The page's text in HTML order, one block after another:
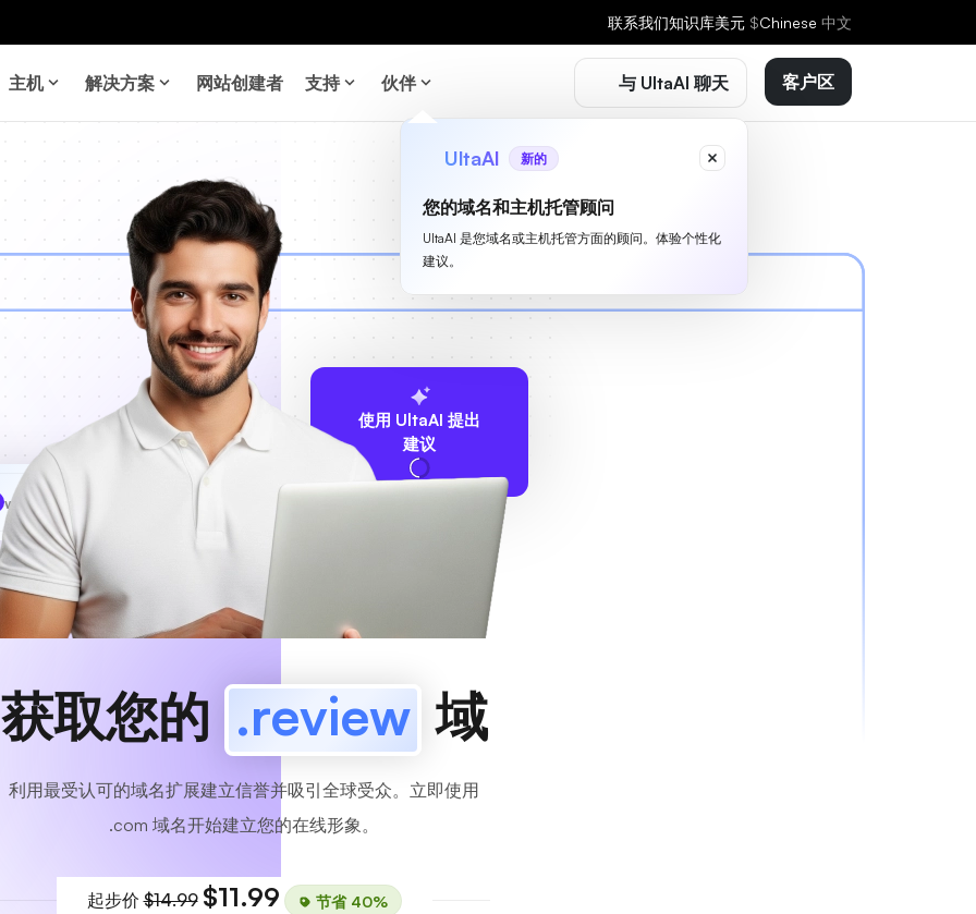
联系我们知识库美元 $Chinese 中文
主机 解决方案 网站创建者 支持 伙伴 与 UltaAI 聊天
UltaAI 新的
您的域名和主机托管顾问
UltaAI 是您域名或主机托管方面的顾问。体验个性化
建议。
客户区
使用 UltaAI 提出
建议
www MyCafe
获取您的 .review 域
利用最受认可的域名扩展建立信誉并吸引全球受众。立即使用
.com 域名开始建立您的在线形象。
起步价$14.99 $11.99 节省 40%